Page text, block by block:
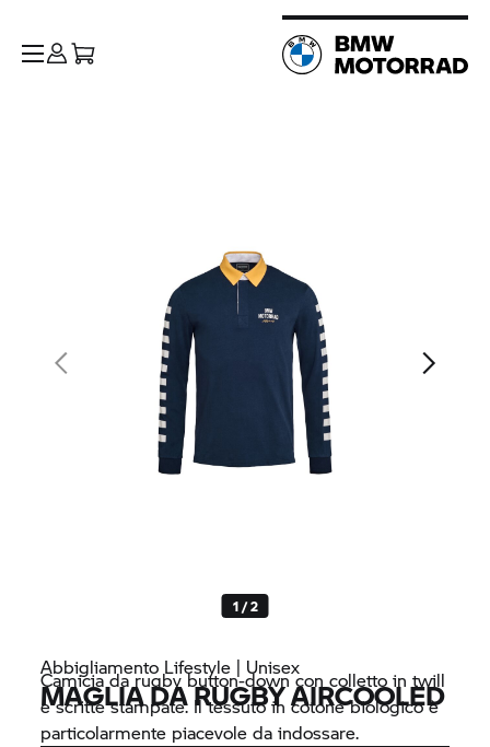
1 / 2
Abbigliamento Lifestyle | Unisex
MAGLIA DA RUGBY AIRCOOLED
Camicia da rugby button-down con colletto in twill
e scritte stampate. Il tessuto in cotone biologico è
particolarmente piacevole da indossare.